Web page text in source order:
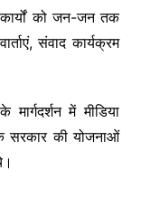
को जन-जन तक
संवाद कार्यक्रम
में मीडिया
सरकार की योजनाओं